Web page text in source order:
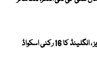
پاکستان کیخلاف ٹیسٹ سیریز ، انگلینڈ کا 16 رکنی اسکواڈ